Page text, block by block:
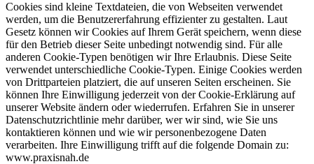
Cookies sind kleine Textdateien, die von Webseiten verwendet
werden, um die Benutzererfahrung effizienter zu gestalten. Laut
Gesetz können wir Cookies auf Ihrem Gerät speichern, wenn diese
für den Betrieb dieser Seite unbedingt notwendig sind. Für alle
anderen Cookie-Typen benötigen wir Ihre Erlaubnis. Diese Seite
verwendet unterschiedliche Cookie-Typen. Einige Cookies werden
von Drittparteien platziert, die auf unseren Seiten erscheinen. Sie
können Ihre Einwilligung jederzeit von der Cookie-Erklärung auf
unserer Website ändern oder wiederrufen. Erfahren Sie in unserer
Datenschutzrichtlinie mehr darüber, wer wir sind, wie Sie uns
kontaktieren können und wie wir personenbezogene Daten
verarbeiten. Ihre Einwilligung trifft auf die folgende Domain zu:
www.praxisnah.de